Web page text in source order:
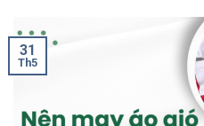
31
Th5